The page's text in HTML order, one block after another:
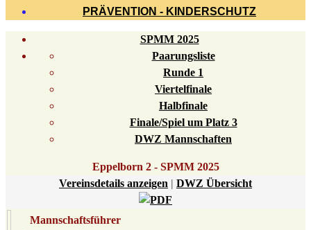
PRÄVENTION - KINDERSCHUTZ
SPMM 2025
Paarungsliste
Runde 1
Viertelfinale
Halbfinale
Finale/Spiel um Platz 3
DWZ Mannschaften
Eppelborn 2 - SPMM 2025
Vereinsdetails anzeigen | DWZ Übersicht
Mannschaftsführer